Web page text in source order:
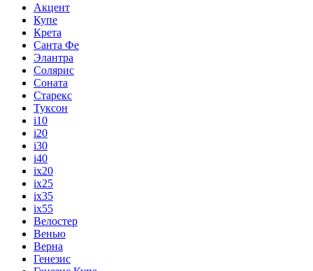
Акцент
Купе
Крета
Санта Фе
Элантра
Солярис
Соната
Старекс
Туксон
i10
i20
i30
i40
ix20
ix25
ix35
ix55
Велостер
Венью
Верна
Генезис